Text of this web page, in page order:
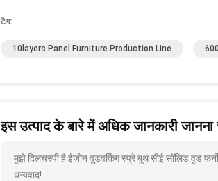
टैग:
10layers Panel Furniture Production Line
इस उत्पाद के बारे में अधिक जानकारी जानना
मुझे दिलचस्पी है ईजोन वुडवर्किंग स्प्रे बूथ सीई सॉलिड वुड
धन्यवाद!